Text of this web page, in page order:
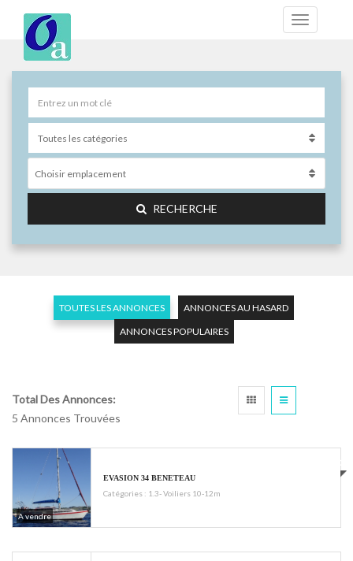
Choisir emplacement
RECHERCHE
TOUTES LES ANNONCES
ANNONCES AU HASARD
ANNONCES POPULAIRES
Total Des Annonces:
5 Annonces Trouvées
A vendre
€39000
EVASION 34 BENETEAU
Catégories : 1.3- Voiliers 10-12m